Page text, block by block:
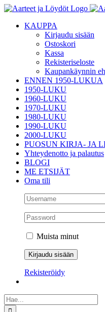
Skip
contentKAUPPA
Kirjaudu sisään
Ostoskori
Kassa
Rekisteriseloste
Kaupankäynnin
ENNEN 1950-LUKUA
1950-LUKU
1960-LUKU
1970-LUKU
1980-LUKU
1990-LUKU
2000-LUKU
PUOSUN KIRJA- JA
Yhteydenotto ja palautus
BLOGI
ME ETSIJÄT
Oma tili
Muista minut
Rekisteröidy
Etsi
...